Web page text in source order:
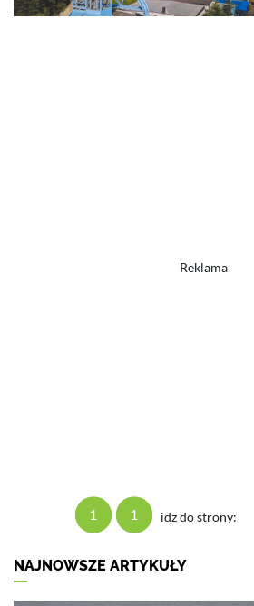
Reklama
1 1 idz do strony:
NAJNOWSZE ARTYKUŁY